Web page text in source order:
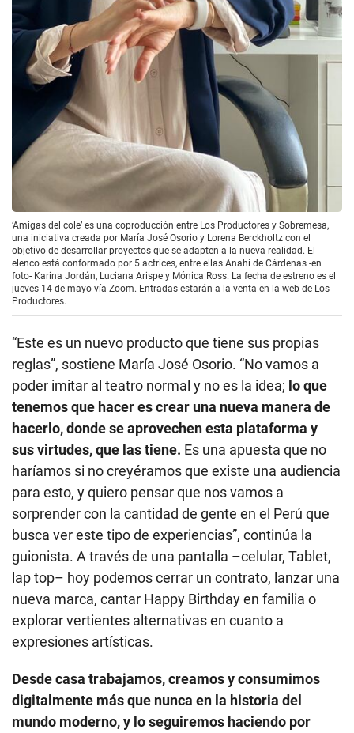
‘Amigas del cole’ es una coproducción entre Los Productores y Sobremesa,
una iniciativa creada por María José Osorio y Lorena Berckholtz con el
objetivo de desarrollar proyectos que se adapten a la nueva realidad. El
elenco está conformado por 5 actrices, entre ellas Anahí de Cárdenas -en
foto- Karina Jordán, Luciana Arispe y Mónica Ross. La fecha de estreno es el
jueves 14 de mayo vía Zoom. Entradas estarán a la venta en la web de Los
Productores.
“Este es un nuevo producto que tiene sus propias
reglas”, sostiene María José Osorio. “No vamos a
poder imitar al teatro normal y no es la idea; lo que
tenemos que hacer es crear una nueva manera de
hacerlo, donde se aprovechen esta plataforma y
sus virtudes, que las tiene. Es una apuesta que no
haríamos si no creyéramos que existe una audiencia
para esto, y quiero pensar que nos vamos a
sorprender con la cantidad de gente en el Perú que
busca ver este tipo de experiencias”, continúa la
guionista. A través de una pantalla –celular, Tablet,
lap top– hoy podemos cerrar un contrato, lanzar una
nueva marca, cantar Happy Birthday en familia o
explorar vertientes alternativas en cuanto a
expresiones artísticas.
Desde casa trabajamos, creamos y consumimos
digitalmente más que nunca en la historia del
mundo moderno, y lo seguiremos haciendo por